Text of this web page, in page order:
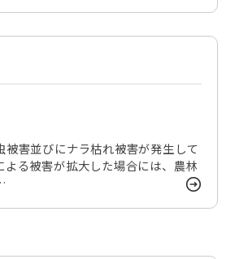
被害並びにナラ枯れ被害が発生して
よる被害が拡大した場合には、農林